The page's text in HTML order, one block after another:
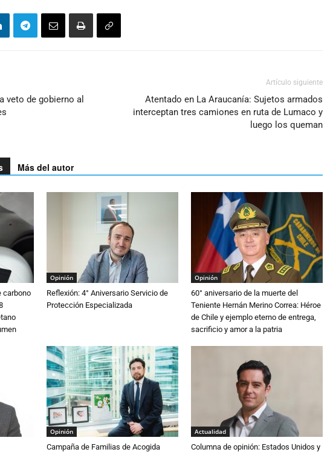
veto de gobierno al
Artículo siguiente
Atentado en La Araucanía: Sujetos armados
interceptan tres camiones en ruta de Lumaco y
luego los queman
Más del autor
carbono
Opinión
Reflexión: 4° Aniversario Servicio de
Protección Especializada
Opinión
60° aniversario de la muerte del
Teniente Hernán Merino Correa: Héroe
de Chile y ejemplo eterno de entrega,
sacrificio y amor a la patria
Opinión
Campaña de Familias de Acogida
Actualidad
Columna de opinión: Estados Unidos y